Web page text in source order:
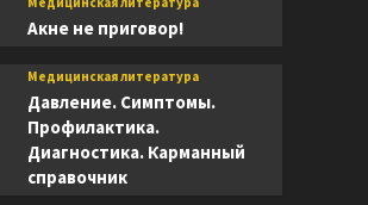
Акне не приговор!
Медицинская литература
Давление. Симптомы.
Профилактика.
Диагностика. Карманный
справочник